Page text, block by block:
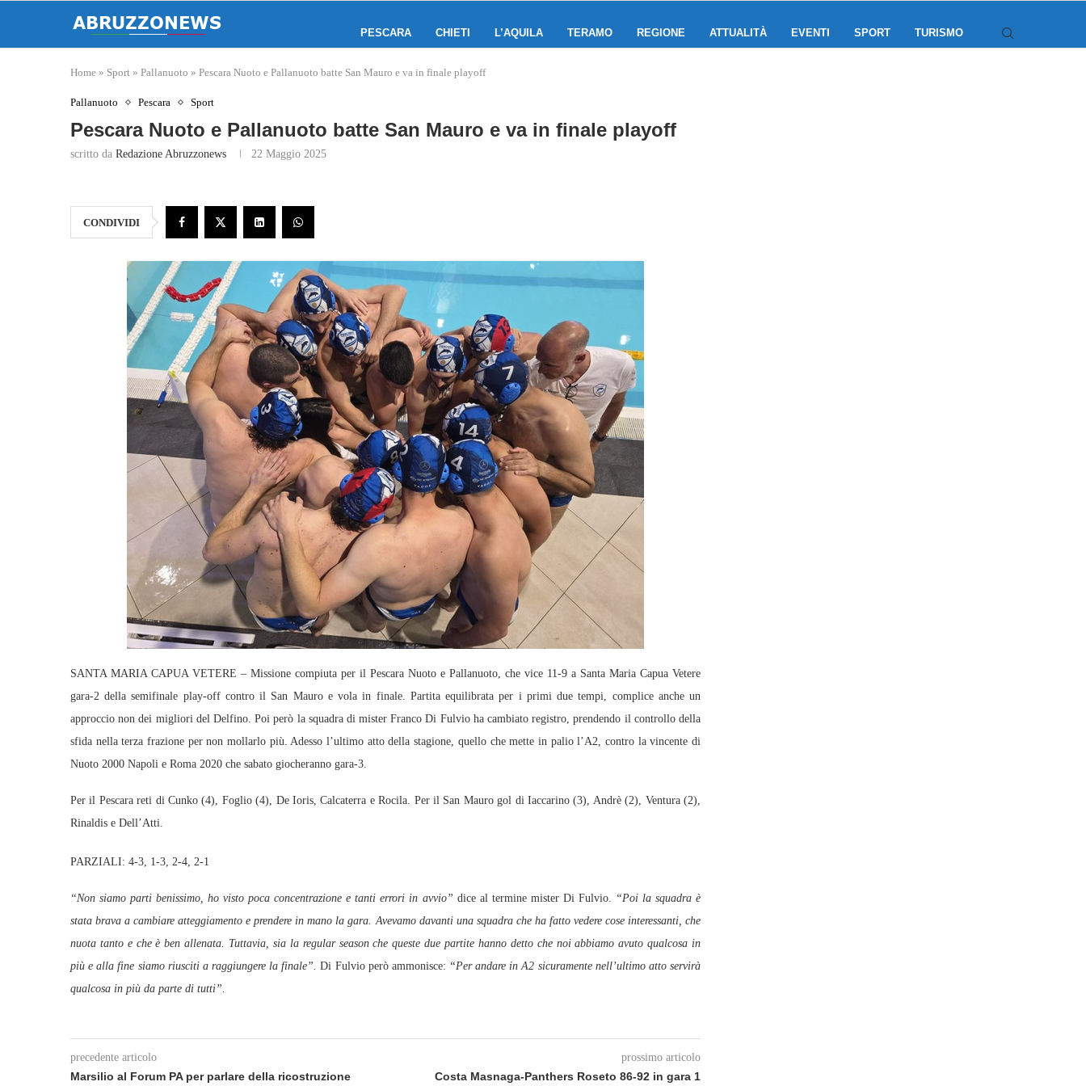
PESCARA CHIETI L’AQUILA TERAMO REGIONE ATTUALITÀ EVENTI SPORT TURISMO
Home » Sport » Pallanuoto » Pescara Nuoto e Pallanuoto batte San Mauro e va in finale playoff
Pallanuoto Pescara Sport
Pescara Nuoto e Pallanuoto batte San Mauro e va in finale playoff
scritto da Redazione Abruzzonews 22 Maggio 2025
CONDIVIDI
SANTA MARIA CAPUA VETERE – Missione compiuta per il Pescara Nuoto e Pallanuoto, che vice 11-9 a Santa Maria Capua Vetere
gara-2 della semifinale play-off contro il San Mauro e vola in finale. Partita equilibrata per i primi due tempi, complice anche un
approccio non dei migliori del Delfino. Poi però la squadra di mister Franco Di Fulvio ha cambiato registro, prendendo il controllo della
sfida nella terza frazione per non mollarlo più. Adesso l’ultimo atto della stagione, quello che mette in palio l’A2, contro la vincente di
Nuoto 2000 Napoli e Roma 2020 che sabato giocheranno gara-3.
Per il Pescara reti di Cunko (4), Foglio (4), De Ioris, Calcaterra e Rocila. Per il San Mauro gol di Iaccarino (3), Andrè (2), Ventura (2),
Rinaldis e Dell’Atti.
PARZIALI: 4-3, 1-3, 2-4, 2-1
“Non siamo parti benissimo, ho visto poca concentrazione e tanti errori in avvio” dice al termine mister Di Fulvio. “Poi la squadra è
stata brava a cambiare atteggiamento e prendere in mano la gara. Avevamo davanti una squadra che ha fatto vedere cose interessanti, che
nuota tanto e che è ben allenata. Tuttavia, sia la regular season che queste due partite hanno detto che noi abbiamo avuto qualcosa in
più e alla fine siamo riusciti a raggiungere la finale”. Di Fulvio però ammonisce: “Per andare in A2 sicuramente nell’ultimo atto servirà
qualcosa in più da parte di tutti”.
precedente articolo
Marsilio al Forum PA per parlare della ricostruzione
prossimo articolo
Costa Masnaga-Panthers Roseto 86-92 in gara 1